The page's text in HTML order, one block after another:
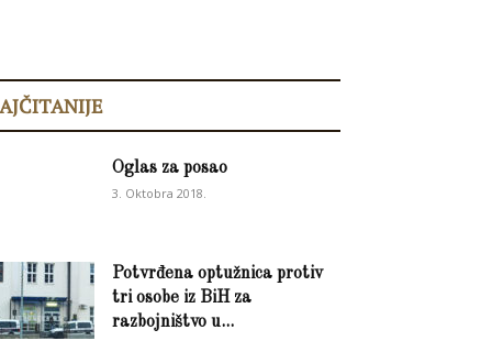
Oglas za posao
3. Oktobra 2018.
Potvrđena optužnica protiv
tri osobe iz BiH za
razbojništvo u...